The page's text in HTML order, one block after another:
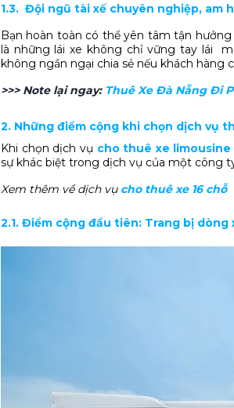
1.3. Đội ngũ tài xế chuyên nghiệp, am
Bạn hoàn toàn có thể yên tâm tận
là những lái xe không chỉ vững tay lái
không ngần ngại chia sẻ nếu khách hàng
>>> Note lại ngay: Thuê Xe Đà Nẵng Đi
2. Những điểm cộng khi chọn dịch vụ
Khi chọn dịch vụ cho thuê xe limousine
sự khác biệt trong dịch vụ của một công
Xem thêm về dịch vụ cho thuê xe 16 chỗ
2.1. Điểm cộng đầu tiên: Trang bị